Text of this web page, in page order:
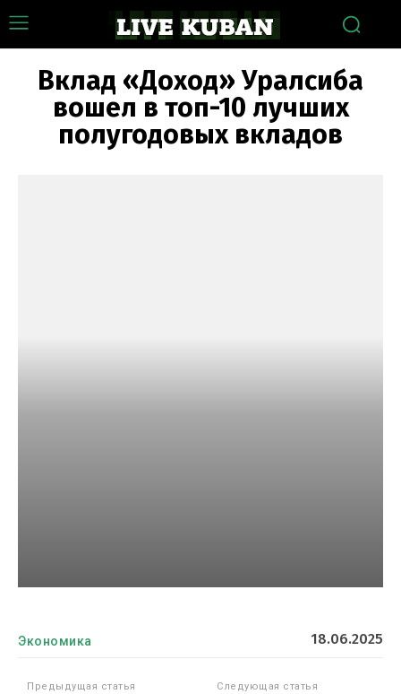
Вклад «Доход» Уралсиба
вошел в топ-10 лучших
полугодовых вкладов
Экономика 18.06.2025
Предыдущая статья Следующая статья